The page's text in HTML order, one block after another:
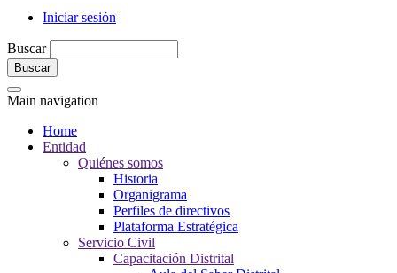
Iniciar sesión
Buscar
Main navigation
Home
Entidad
Quiénes somos
Historia
Organigrama
Perfiles de directivos
Plataforma Estratégica
Servicio Civil
Capacitación Distrital